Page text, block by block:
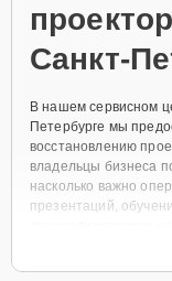
Санкт-
В нашем сервисном
Петербурге мы
восстановлению
владельцы бизнеса
насколько важно
презентаций,
Freestyle, Samsung